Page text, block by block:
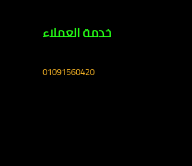
خدمة العملاء
01091560420